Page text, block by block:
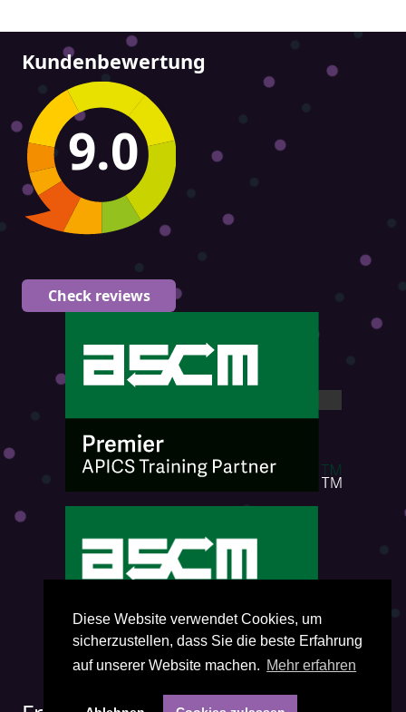
Diese Website verwendet Cookies, um
sicherzustellen, dass Sie die beste Erfahrung
auf unserer Website machen. Mehr erfahren
Kundenbewertung
9.0
Check reviews